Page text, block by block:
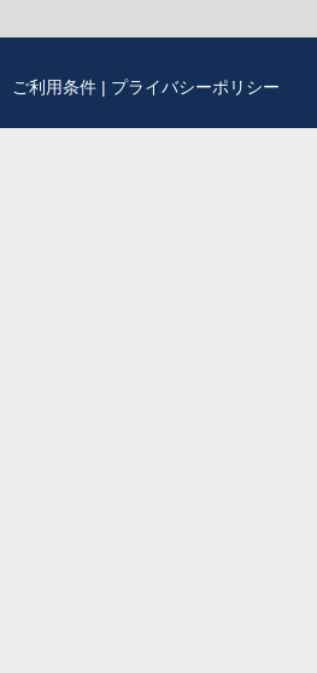
ご利用条件 | プライバシーポリシー